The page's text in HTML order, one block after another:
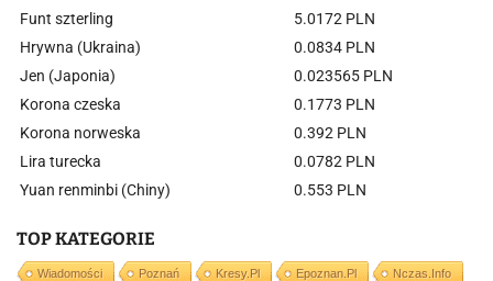
Funt szterling
5.0172 PLN
Hrywna (Ukraina)
0.0834 PLN
Jen (Japonia)
0.023565 PLN
Korona czeska
0.1773 PLN
Korona norweska
0.392 PLN
Lira turecka
0.0782 PLN
Yuan renminbi (Chiny)
0.553 PLN
TOP KATEGORIE
Wiadomości Poznań Kresy.pl Epoznan.pl Nczas.info